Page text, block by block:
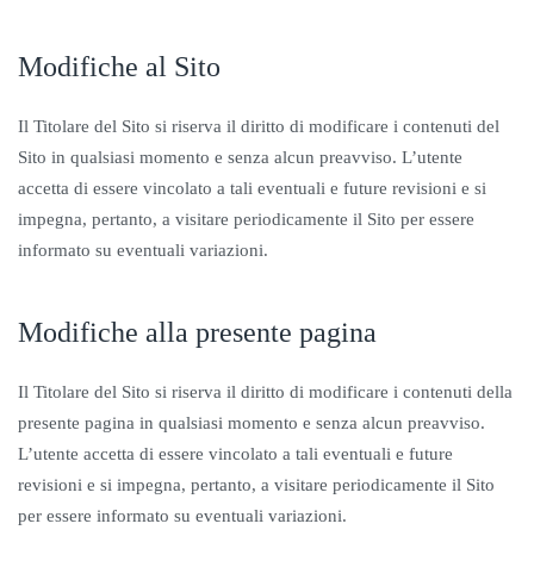
Modifiche al Sito
Il Titolare del Sito si riserva il diritto di modificare i contenuti del
Sito in qualsiasi momento e senza alcun preavviso. L’utente
accetta di essere vincolato a tali eventuali e future revisioni e si
impegna, pertanto, a visitare periodicamente il Sito per essere
informato su eventuali variazioni.
Modifiche alla presente pagina
Il Titolare del Sito si riserva il diritto di modificare i contenuti della
presente pagina in qualsiasi momento e senza alcun preavviso.
L’utente accetta di essere vincolato a tali eventuali e future
revisioni e si impegna, pertanto, a visitare periodicamente il Sito
per essere informato su eventuali variazioni.